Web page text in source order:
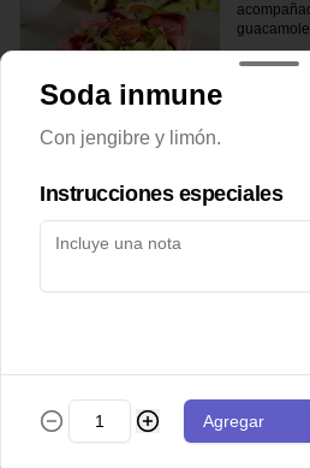
masa
pico de
Nachos
carne
Soda inmune
Con jengibre y limón.
Instrucciones especiales
Agregar